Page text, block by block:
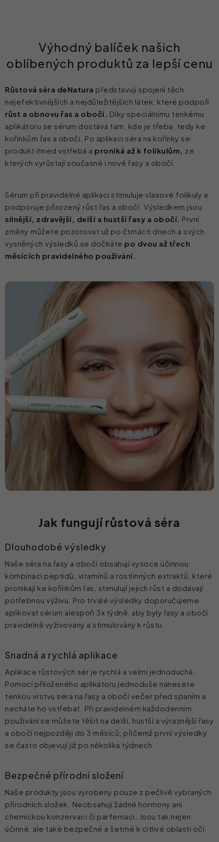
Výhodný balíček našich
oblíbených produktů za lepší cenu
Růstová séra deNatura představují spojení těch
nejefektivnějších a nejdůležitějších látek, které podpoří
růst a obnovu řas a obočí. Díky speciálnímu tenkému
aplikátoru se sérum dostává tam, kde je třeba, tedy ke
kořínkům řas a obočí. Po aplikaci séra na kořínky se
produkt ihned vstřebá a proniká až k folikulům, ze
kterých vyrůstají současné i nové řasy a obočí.
Sérum při pravidelné aplikaci stimuluje vlasové folikuly a
podporuje přirozený růst řas a obočí. Výsledkem jsou
silnější, zdravější, delší a hustší řasy a obočí. První
změny můžete pozorovat už po čtrnácti dnech a svých
vysněných výsledků se dočkáte po dvou až třech
měsících pravidelného používání.
Jak fungují růstová séra
Dlouhodobé výsledky
Naše séra na řasy a obočí obsahují vysoce účinnou
kombinaci peptidů, vitamínů a rostlinných extraktů, které
pronikají ke kořínkům řas, stimulují jejich růst a dodávají
potřebnou výživu. Pro trvalé výsledky doporučujeme
aplikovat sérum alespoň 3x týdně, aby byly řasy a obočí
pravidelně vyživovány a stimulovány k růstu.
Snadná a rychlá aplikace
Aplikace růstových sér je rychlá a velmi jednoduchá.
Pomocí přiloženého aplikátoru jednoduše nanesete
tenkou vrstvu séra na řasy a obočí večer před spaním a
necháte ho vstřebat. Při pravidelném každodenním
používání se můžete těšit na delší, hustší a výraznější řasy
a obočí nejpozději do 3 měsíců, přičemž první výsledky
se často objevují již po několika týdnech.
Bezpečné přírodní složení
Naše produkty jsou vyrobeny pouze z pečlivě vybraných
přírodních složek. Neobsahují žádné hormony ani
chemickou konzervaci či parfemaci. Jsou tak nejen
účinné, ale také bezpečné a šetrné k citlivé oblasti očí.